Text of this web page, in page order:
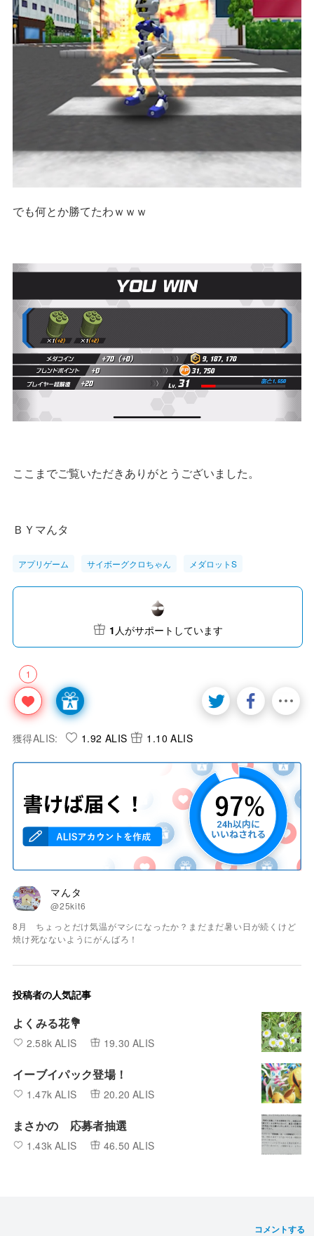
でも何とか勝てたわｗｗｗ
ここまでご覧いただきありがとうございました。
ＢＹマんタ
アプリゲーム サイボーグクロちゃん メダロットS
1
1 人がサポートしています
獲得ALIS: 1.92 ALIS 1.10 ALIS
マんタ
@25kit6
8月 ちょっとだけ気温がマシになったか？まだまだ暑い日が続くけど
焼け死なないようにがんばろ！
投稿者の人気記事
よくみる花💐
2.58k ALIS 19.30 ALIS
イーブイパック登場！
1.47k ALIS 20.20 ALIS
まさかの 応募者抽選
1.43k ALIS 46.50 ALIS
コメントする